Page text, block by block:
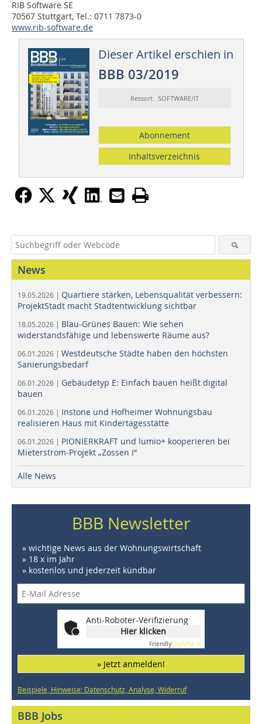
RIB Software SE
70567 Stuttgart, Tel.: 0711 7873-0
www.rib-software.de
Dieser Artikel erschien in
BBB 03/2019
Ressort: SOFTWARE/IT
Abonnement
Inhaltsverzeichnis
News
19.05.2026 | Quartiere stärken, Lebensqualität verbessern:
ProjektStadt macht Stadtentwicklung sichtbar
18.05.2026 | Blau-Grünes Bauen: Wie sehen
widerstandsfähige und lebenswerte Räume aus?
06.01.2026 | Westdeutsche Städte haben den höchsten
Sanierungsbedarf
06.01.2026 | Gebäudetyp E: Einfach bauen heißt digital
bauen
06.01.2026 | Instone und Hofheimer Wohnungsbau
realisieren Haus mit Kindertagesstätte
06.01.2026 | PIONIERKRAFT und lumio+ kooperieren bei
Mieterstrom-Projekt „Zossen I“
Alle News
BBB Newsletter
» wichtige News aus der Wohnungswirtschaft
» 18 x im Jahr
» kostenlos und jederzeit kündbar
Anti-Roboter-Verifizierung
Hier klicken
FriendlyCaptcha ⇗
» Jetzt anmelden!
Beispiele, Hinweise: Datenschutz, Analyse, Widerruf
BBB Jobs